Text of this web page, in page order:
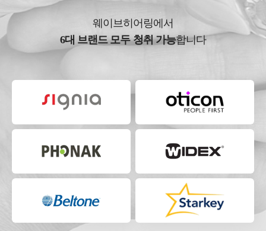
웨이브히어링에서
6대 브랜드 모두 청취 가능합니다